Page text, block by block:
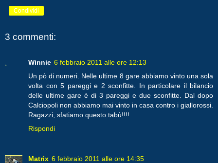
Condividi
3 commenti:
Winnie 6 febbraio 2011 alle ore 12:13
Un pò di numeri. Nelle ultime 8 gare abbiamo vinto una sola
volta con 5 pareggi e 2 sconfitte. In particolare il bilancio
delle ultime gare è di 3 pareggi e due sconfitte. Dal dopo
Calciopoli non abbiamo mai vinto in casa contro i giallorossi.
Ragazzi, sfatiamo questo tabù!!!!
Rispondi
Matrix 6 febbraio 2011 alle ore 14:35